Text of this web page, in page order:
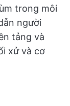
trong môi
người
tảng và
xử và cơ